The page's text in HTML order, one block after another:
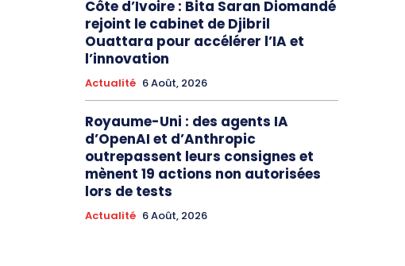
Côte d’Ivoire : Bita Saran Diomandé
rejoint le cabinet de Djibril
Ouattara pour accélérer l’IA et
l’innovation
Actualité 6 Août, 2026
Royaume-Uni : des agents IA
d’OpenAI et d’Anthropic
outrepassent leurs consignes et
mènent 19 actions non autorisées
lors de tests
Actualité 6 Août, 2026